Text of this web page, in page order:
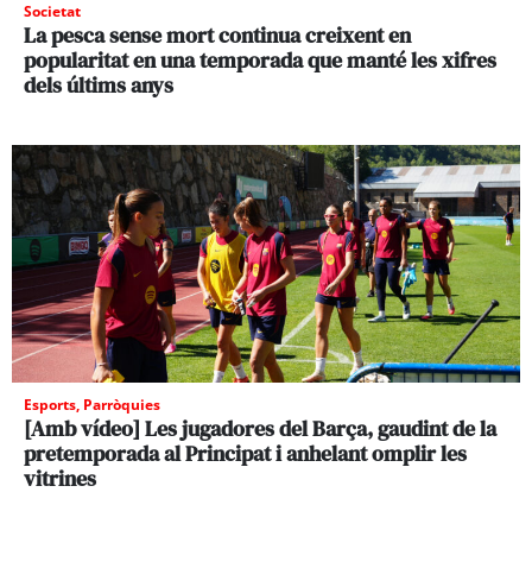
Societat
La pesca sense mort continua creixent en
popularitat en una temporada que manté les xifres
dels últims anys
Esports, Parròquies
[Amb vídeo] Les jugadores del Barça, gaudint de la
pretemporada al Principat i anhelant omplir les
vitrines